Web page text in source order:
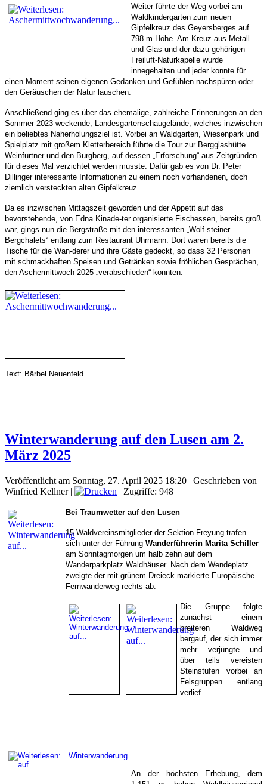
Weiter führte der Weg vorbei am
Waldkindergarten zum neuen
Gipfelkreuz des Geyersberges auf
798 m Höhe. Am Kreuz aus Metall
und Glas und der dazu gehörigen
Freiluft-Naturkapelle wurde
innegehalten und jeder konnte für
einen Moment seinen eigenen Gedanken und Gefühlen nachspüren oder
den Geräuschen der Natur lauschen.
Anschließend ging es über das ehemalige, zahlreiche Erinnerungen an den
Sommer 2023 weckende, Landesgartenschaugelände, welches inzwischen
ein beliebtes Naherholungsziel ist. Vorbei an Waldgarten, Wiesenpark und
Spielplatz mit großem Kletterbereich führte die Tour zur Bergglashütte
Weinfurtner und den Burgberg, auf dessen „Erforschung“ aus Zeitgründen
für dieses Mal verzichtet werden musste. Dafür gab es von Dr. Peter
Dillinger interessante Informationen zu einem noch vorhandenen, doch
ziemlich versteckten alten Gipfelkreuz.
Da es inzwischen Mittagszeit geworden und der Appetit auf das
bevorstehende, von Edna Kinade-ter organisierte Fischessen, bereits groß
war, gings nun die Bergstraße mit den interessanten „Wolf-steiner
Bergchalets“ entlang zum Restaurant Uhrmann. Dort waren bereits die
Tische für die Wan-derer und ihre Gäste gedeckt, so dass 32 Personen
mit schmackhaften Speisen und Getränken sowie fröhlichen Gesprächen,
den Aschermittwoch 2025 „verabschieden“ konnten.
Text: Bärbel Neuenfeld
Winterwanderung auf den Lusen am 2.
März 2025
Veröffentlicht am Sonntag, 27. April 2025 18:20 | Geschrieben von
Winfried Kellner| | Zugriffe: 948
Bei Traumwetter auf den Lusen
15 Waldvereinsmitglieder der Sektion Freyung trafen
sich unter der Führung Wanderführerin Marita Schiller
am Sonntagmorgen um halb zehn auf dem
Wanderparkplatz Waldhäuser. Nach dem Wendeplatz
zweigte der mit grünem Dreieck markierte Europäische
Fernwanderweg rechts ab.
Die Gruppe folgte
zunächst einem
breiteren Waldweg
bergauf, der sich immer
mehr verjüngte und
über teils vereisten
Steinstufen vorbei an
Felsgruppen entlang
verlief.
An der höchsten Erhebung, dem